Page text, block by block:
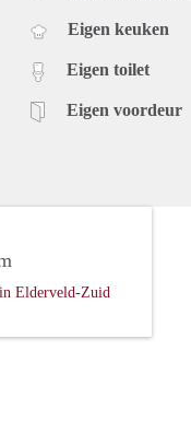
Eigen keuken
Eigen toilet
Eigen voordeur
Elderveld-Zuid